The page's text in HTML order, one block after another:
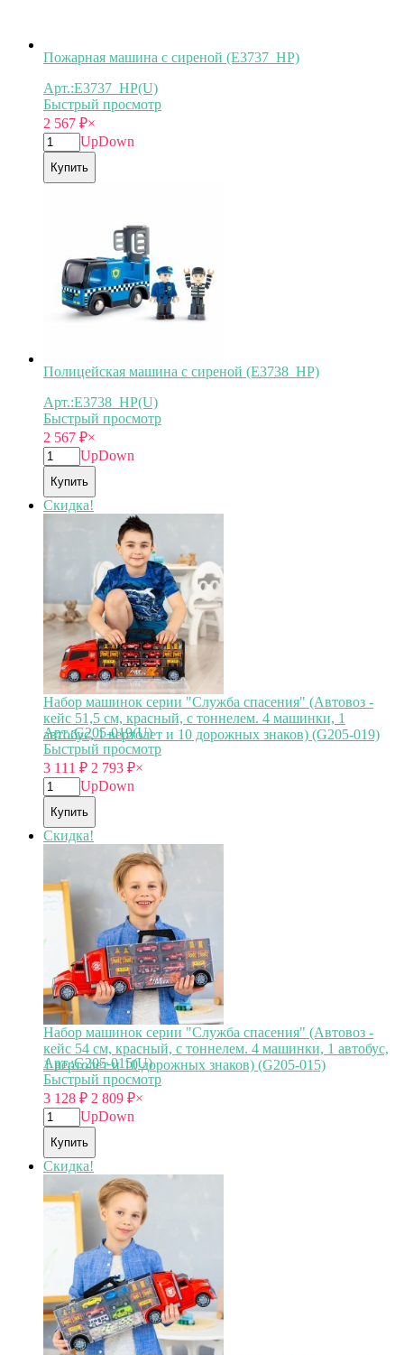
Пожарная машина с сиреной (E3737_HP)
Арт.:E3737_HP(U)
Быстрый просмотр
2 567 ₽×
UpDown
Купить
Полицейская машина с сиреной (E3738_HP)
Арт.:E3738_HP(U)
Быстрый просмотр
2 567 ₽×
UpDown
Купить
Скидка!
Набор машинок серии "Служба спасения" (Автовоз -
кейс 51,5 см, красный, с тоннелем. 4 машинки, 1
автобус, 1 вертолет и 10 дорожных знаков) (G205-019)
Арт.:G205-019(U)
Быстрый просмотр
3 111 ₽ 2 793 ₽×
UpDown
Купить
Скидка!
Набор машинок серии "Служба спасения" (Автовоз -
кейс 54 см, красный, с тоннелем. 4 машинки, 1 автобус,
1 вертолет и 10 дорожных знаков) (G205-015)
Арт.:G205-015(U)
Быстрый просмотр
3 128 ₽ 2 809 ₽×
UpDown
Купить
Скидка!